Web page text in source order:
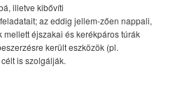
illetve kibővíti
az eddig jellem-zően nappali,
mellett éjszakai és kerékpáros túrák
került eszközök (pl.
is szolgálják.